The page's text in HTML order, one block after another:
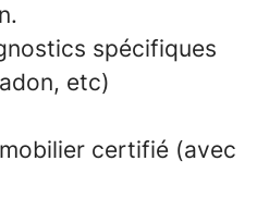
spécifiques
etc)
certifié (avec